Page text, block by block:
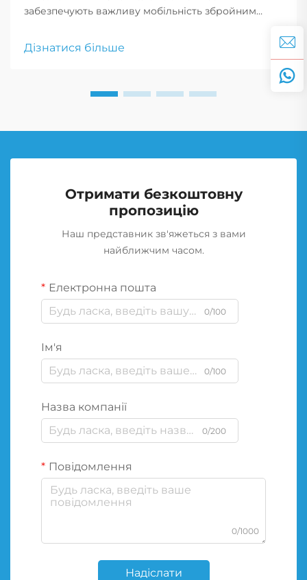
забезпечують важливу мобільність збройним
важливим для тактичних маневрів і екстрених
Дізнатися більше
Отримати безкоштовну
пропозицію
Наш представник зв'яжеться з вами
найближчим часом.
Електронна пошта
0/100
Ім'я
0/100
Назва компанії
0/200
Повідомлення
0/1000
Надіслати